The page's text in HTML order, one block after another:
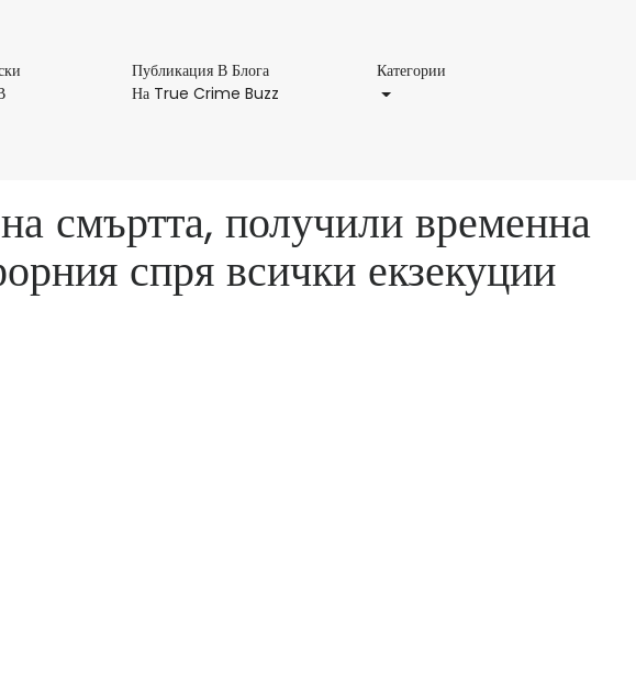
Публикация В Блога
На True Crime Buzz
Buzz
Категории
смъртта, получили временна
спря всички екзекуции